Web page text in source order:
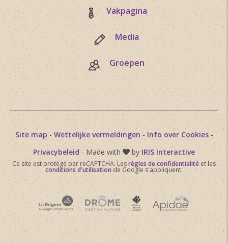
Vakpagina
Media
Groepen
Site map - Wettelijke vermeldingen - Info over Cookies-
Privacybeleid - Made with by IRIS Interactive
Ce site est protégé par reCAPTCHA. Lesrègles de confidentialité et les
conditions d'utilisation de Google s'appliquent.